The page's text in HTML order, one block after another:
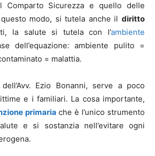
Comparto Sicurezza e quello delle
modo, si tutela anche il diritto
la salute si tutela con l’ambiente
dell’equazione: ambiente pulito =
= malattia.
Ezio Bonanni, serve a poco
e i familiari. La cosa importante,
primaria che è l’unico strumento
e si sostanzia nell’evitare ogni